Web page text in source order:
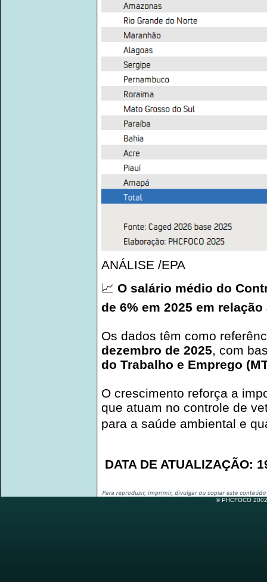
ANÁLISE /EPA
📈 O salário médio do
de 6% em 2025 em relação
Os dados têm como
dezembro de 2025, com
do Trabalho e Emprego
O crescimento reforça a
que atuam no controle de
para a saúde ambiental e
DATA DE ATUALIZAÇÃO:
© PHCFOCO